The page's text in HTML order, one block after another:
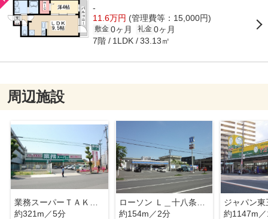
-
11.6万円 (管理費等：15,000円)
敷金 0ヶ月 礼金 0ヶ月
7階 1LDK 33.13㎡
周辺施設
約321m／5分
約154m／2分
ジャパン東
約1147m